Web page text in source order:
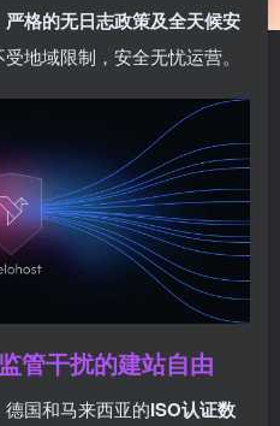
格的无日志政策及全天候安
地域限制，安全无忧运营。
管干扰的建站自由
国和马来西亚的​​ISO认证数